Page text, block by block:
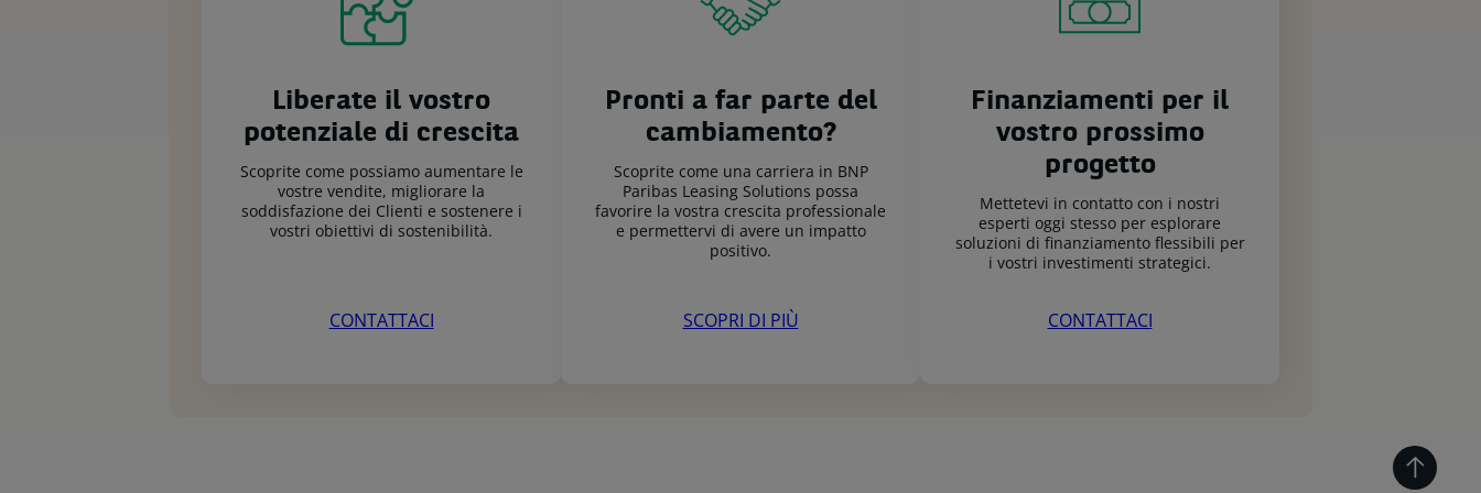
Liberate il vostro
potenziale di crescita
Scoprite come possiamo aumentare le
vostre vendite, migliorare la
soddisfazione dei Clienti e sostenere i
vostri obiettivi di sostenibilità.
CONTATTACI
Pronti a far parte del
cambiamento?
Scoprite come una carriera in BNP
Paribas Leasing Solutions possa
favorire la vostra crescita professionale
e permettervi di avere un impatto
positivo.
SCOPRI DI PIÙ
Finanziamenti per il
vostro prossimo
progetto
Mettetevi in contatto con i nostri
esperti oggi stesso per esplorare
soluzioni di finanziamento flessibili per
i vostri investimenti strategici.
CONTATTACI